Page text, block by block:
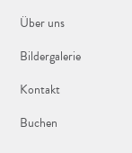
Über uns
Bildergalerie
Kontakt
Buchen